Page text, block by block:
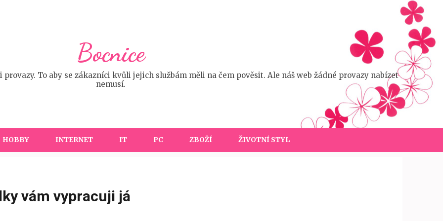
Bocnice
To aby se zákazníci kvůli jejich službám měli na čem pověsit. Ale náš web žádné provazy nabízet
nemusí.
HOBBY INTERNET IT PC ZBOŽÍ ŽIVOTNÍ STYL
vám vypracuji já